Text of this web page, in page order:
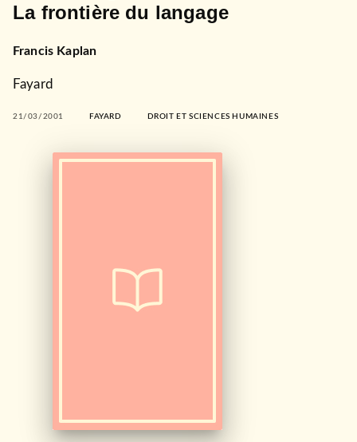
La frontière du langage
Francis Kaplan
Fayard
21/03/2001 FAYARD DROIT ET SCIENCES HUMAINES